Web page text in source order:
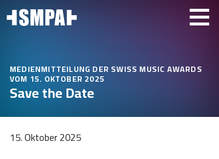
MEDIENMITTEILUNG DER SWISS MUSIC AWARDS
VOM 15. OKTOBER 2025
Save the Date
15. Oktober 2025